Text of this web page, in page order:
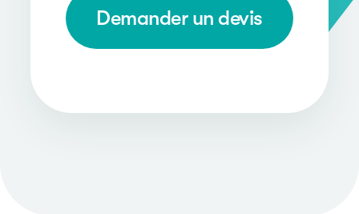
Demander un devis